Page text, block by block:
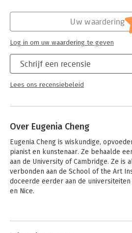
Schrijf een recensie
Lees ons recensiebeleid
Uw waardering
Log in om uw waardering te geven
Over Eugenia Cheng
Eugenia Cheng is wiskundige,
pianist en kunstenaar. Ze behaalde
aan de University of Cambridge. Ze is
verbonden aan de School of the Art
doceerde eerder aan de universiteiten
en Nice.